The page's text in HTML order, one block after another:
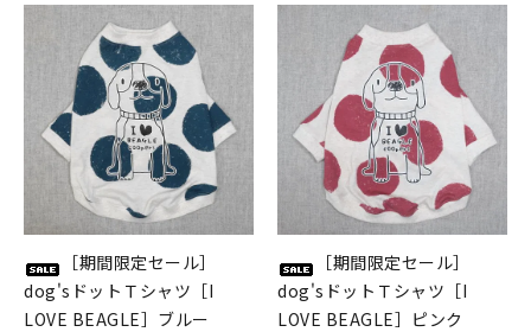
［期間限定セール］
dog'sドットＴシャツ［I
LOVE BEAGLE］ブルー
［期間限定セール］
dog'sドットＴシャツ［I
LOVE BEAGLE］ピンク